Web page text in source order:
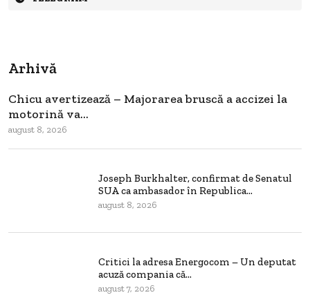
Arhivă
Chicu avertizează – Majorarea bruscă a accizei la
motorină va...
august 8, 2026
Joseph Burkhalter, confirmat de Senatul
SUA ca ambasador în Republica...
august 8, 2026
Critici la adresa Energocom – Un deputat
acuză compania că...
august 7, 2026